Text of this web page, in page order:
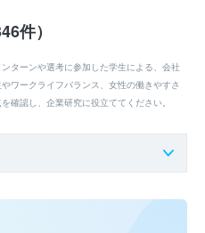
件）
ターンや選考に参加した学生による、会社
ワークライフバランス、女性の働きやすさ
確認し、企業研究に役立ててください。